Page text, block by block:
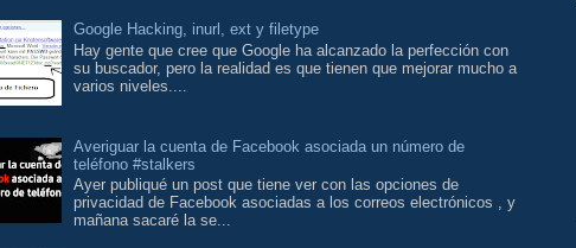
Google Hacking, inurl, ext y filetype
Hay gente que cree que Google ha alcanzado la perfección con
su buscador, pero la realidad es que tienen que mejorar mucho a
varios niveles....
Averiguar la cuenta de Facebook asociada un número de
teléfono #stalkers
Ayer publiqué un post que tiene ver con las opciones de
privacidad de Facebook asociadas a los correos electrónicos , y
mañana sacaré la se...